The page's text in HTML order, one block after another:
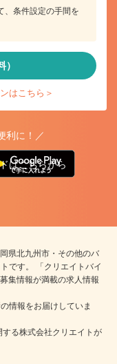
、条件設定の手間を
はこちら＞
利に！／
はこちらから
県北九州市・その他のバ
です。 「クリエイトバイ
集情報が満載の求人情報
情報をお届けしていま
る株式会社クリエイトが